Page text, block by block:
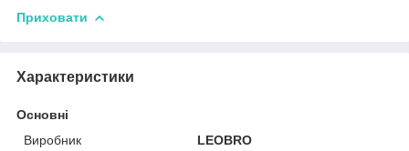
Приховати
Характеристики
Основні
Виробник
LEOBRO